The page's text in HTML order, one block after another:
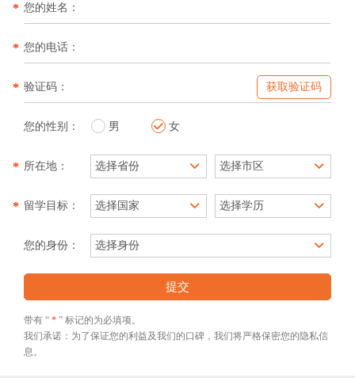
* 您的姓名：
* 您的电话：
* 验证码： 获取验证码
您的性别： 男 女
* 所在地：
* 留学目标：
您的身份：
提交
带有 “ * ” 标记的为必填项。
我们承诺：为了保证您的利益及我们的口碑，我们将严格保密您的隐私信
息。